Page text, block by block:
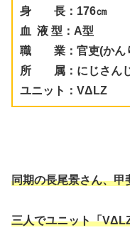
身 長：176㎝
血 液 型：A型
職 業：官吏(かん
所 属：にじさん
ユニット：VΔLZ
同期の長尾景さん、甲
三人でユニット「